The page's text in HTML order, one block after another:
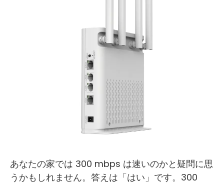
あなたの家では 300 mbps は速いのかと疑問に思
うかもしれません。答えは「はい」です。300